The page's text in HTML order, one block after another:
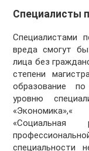
Специалисты
Специалистами
вреда смогут
лица без
степени
образование по
уровню
специальности